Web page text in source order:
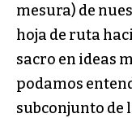
mesura) de
hoja de ruta
sacro en ideas
podamos
subconjunto de